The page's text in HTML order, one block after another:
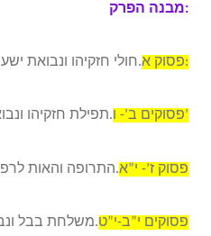
מבנה הפרק:
פסוק א: חולי חזקיהו ונבואת ישעיהו על סופו.
פסוקים ב’- ו’ : תפילת חזקיהו ונבואת ישעיהו השנייה.
פסוק ז’- י”א: התרופה והאות לרפואת חזקיהו.
פסוקים י”ב-י”ט: משלחת בבל ונבואת ישעיהו השלישית בפרק.